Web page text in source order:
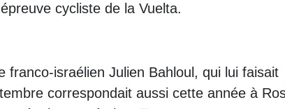
cycliste de la Vuelta.
franco-israélien Julien Bahloul, qui lui faisait
correspondait aussi cette année à